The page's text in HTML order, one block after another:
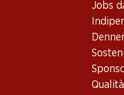
Jobs
Qualità
Temperatura di
Impronta di CO2